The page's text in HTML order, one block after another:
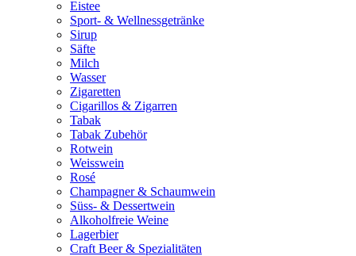
Eistee
Sport- & Wellnessgetränke
Sirup
Säfte
Milch
Wasser
Zigaretten
Cigarillos & Zigarren
Tabak
Tabak Zubehör
Rotwein
Weisswein
Rosé
Champagner & Schaumwein
Süss- & Dessertwein
Alkoholfreie Weine
Lagerbier
Craft Beer & Spezialitäten